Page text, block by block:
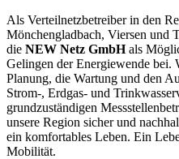
Als Verteilnetzbetreiber in den
Mönchengladbach, Viersen und
die NEW Netz GmbHals
Gelingen der Energiewende bei.
Planung, die Wartung und den
Strom-, Erdgas- und
grundzuständigen
unsere Region sicher und
ein komfortables Leben. Ein
Mobilität.